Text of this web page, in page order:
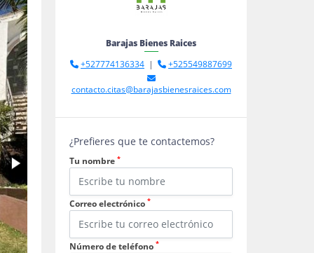
Barajas Bienes Raices
+527774136334 | +525549887699
contacto.citas@barajasbienesraices.com
¿Prefieres que te contactemos?
Tu nombre *
Correo electrónico *
Número de teléfono *